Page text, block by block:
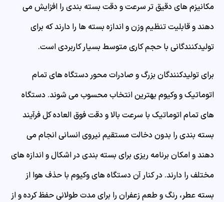
مکانیزم های دقیق تر سرعت و دقت بسته بندی را افزایش می
دهند و قابلیت تنظیم وزن و اندازه بسته ها را دارند که برای
تولیدکنندگانی با حجم کاری متوسط بسیار کاربردی است.
برای تولیدکنندگان بزرگ و صادرات محور دستگاه های تمام
اتوماتیک و وکیوم بهترین انتخاب محسوب می شوند. دستگاه
های تمام اتوماتیک با سرعت بالا و دقت فوق العاده کل فرآیند
بسته بندی را بدون دخالت مستقیم نیروی انسانی انجام می
دهند و امکان برنامه ریزی برای بسته بندی در اشکال و اندازه های
مختلف را دارند. در کنار آن دستگاه های وکیوم با حذف هوا از
بسته عطر، رنگ و طعم زعفران را برای مدت طولانی حفظ کرده و از